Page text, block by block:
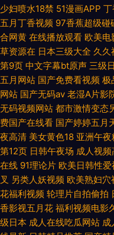
少妇喷水18禁 51漫画APP
五月丁香视频 97香蕉超级碰
合网黄 在线播放观看 欧美电
草资源在 日本三级大全 久久
第9页 中文字幕bt原声 三级
五月网站 国产免费看视频 极
网站 国产无码av 老湿A片影
无码视频网站 都市激情变态
费国产在线看 国产婷婷五月
夜高清 美女黄色18 亚洲午
第12页 日韩午夜场 成人视
在线 91理论片 欧美日韩性爱
叉 另类人妖视频 欧美熟妇穴
花福利视频 轮理片自拍偷拍
香影视五月花 福利视频电影
级日本 成人在线吃瓜网站 成